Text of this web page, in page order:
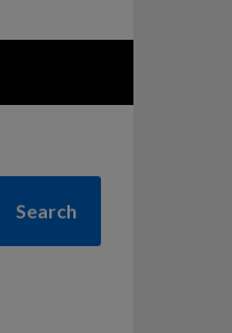
Search